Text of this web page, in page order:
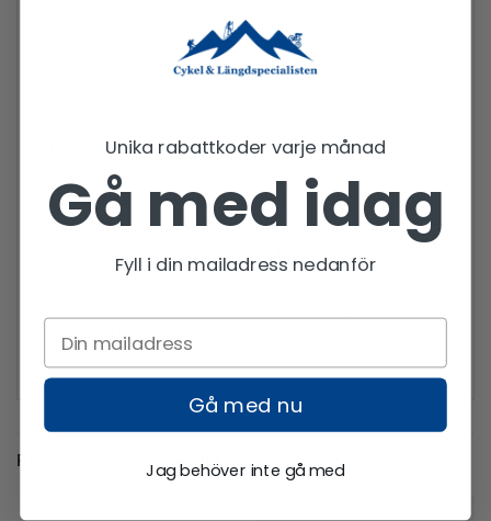
loss och fästs ovanpå brännaren för användning av
andra kastruller och stekpannor än den
medföljande. Med Lite+ kommer även en
jämn mark, eller när du väntar på bättre väder
under ett skyddande träd. Brännaren och en 100g
Primus gasbehållare ryms i den hårdanodiserade
kastrullen som också har en isolerande sleeve i
hantering. Kan kombineras med Primus
RELATERADE PRODUKTER
Unika rabattkoder varje månad
Gå med idag
Fyll i din mailadress nedanför
Gå med nu
Jag behöver inte gå med